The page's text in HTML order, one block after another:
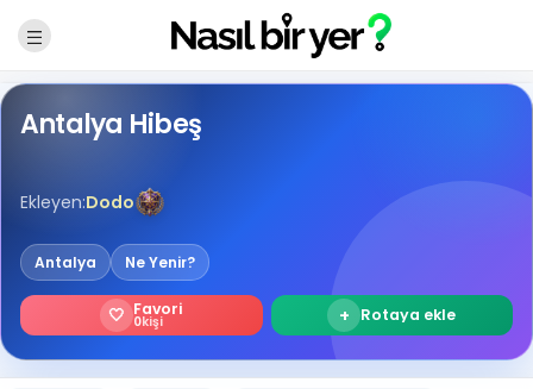
Antalya Hibeş
Ekleyen:Dodo
Antalya Ne Yenir?
🤍 Favori
0kişi + Rotaya ekle